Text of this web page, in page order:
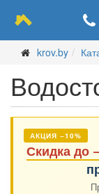
krov.by
АКЦИЯ −10%
Скидка до